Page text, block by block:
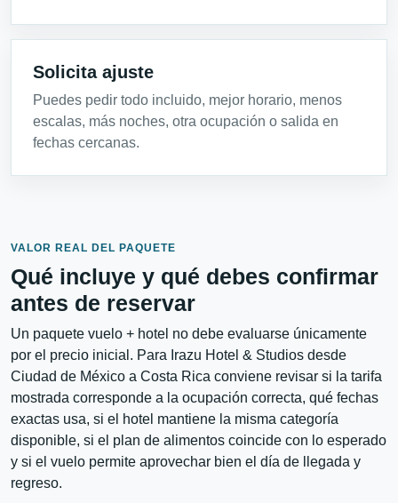
Solicita ajuste
Puedes pedir todo incluido, mejor horario, menos
escalas, más noches, otra ocupación o salida en
fechas cercanas.
VALOR REAL DEL PAQUETE
Qué incluye y qué debes confirmar
antes de reservar
Un paquete vuelo + hotel no debe evaluarse únicamente
por el precio inicial. Para Irazu Hotel & Studios desde
Ciudad de México a Costa Rica conviene revisar si la tarifa
mostrada corresponde a la ocupación correcta, qué fechas
exactas usa, si el hotel mantiene la misma categoría
disponible, si el plan de alimentos coincide con lo esperado
y si el vuelo permite aprovechar bien el día de llegada y
regreso.